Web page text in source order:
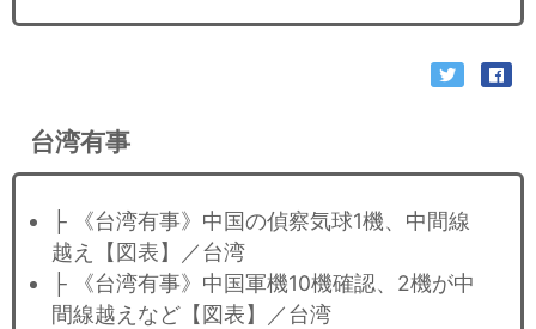
台湾有事
├ 《台湾有事》中国の偵察気球1機、中間線
越え【図表】／台湾
├ 《台湾有事》中国軍機10機確認、2機が中
間線越えなど【図表】／台湾